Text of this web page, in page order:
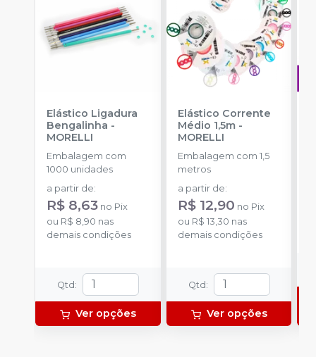
Elástico Ligadura
Bengalinha -
MORELLI
Embalagem com
1000 unidades
a partir de:
R$ 8,63 no Pix
ou R$ 8,90 nas
demais condições
Qtd :
Ver opções
Elástico Corrente
Médio 1,5m-
MORELLI
Embalagem com 1,5
metros
a partir de:
R$ 12,90 no Pix
ou R$ 13,30 nas
demais condições
Qtd :
Ver opções